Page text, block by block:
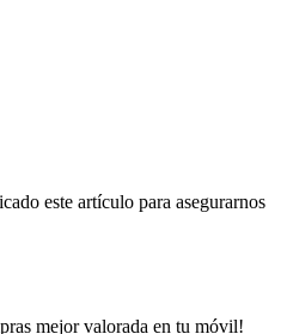
este artículo para asegurarnos
mejor valorada en tu móvil!